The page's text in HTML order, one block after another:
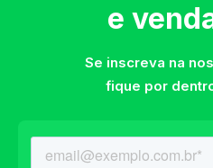
e
Se inscreva na
fique por